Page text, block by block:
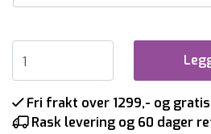
Fri frakt over 1299,- og
Rask levering og 60 dager